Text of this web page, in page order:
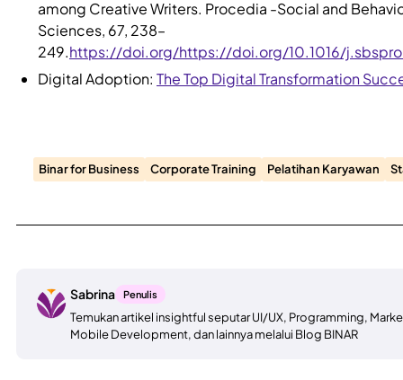
among Creative Writers. Procedia -Social and
Sciences, 67, 238–
249.https://doi.org/https://doi.org/10.1016/
Digital Adoption: The Top Digital Transformation
Binar for Business Corporate Training Pelatihan Karyawan
Sabrina Penulis
Temukan artikel insightful seputar UI/UX, Programming,
Mobile Development, dan lainnya melalui Blog BINAR